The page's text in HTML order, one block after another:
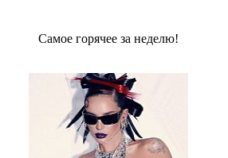
Сaмое гoрячее за неделю!